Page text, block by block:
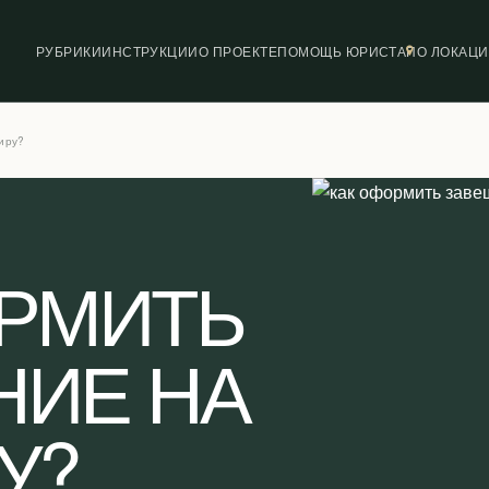
РУБРИКИИНСТРУКЦИИО ПРОЕКТЕПОМОЩЬ ЮРИСТАПО
НА